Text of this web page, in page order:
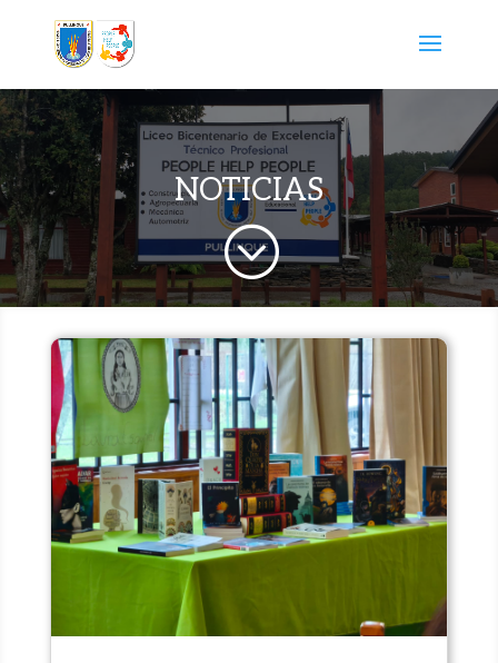
NOTICIAS
;